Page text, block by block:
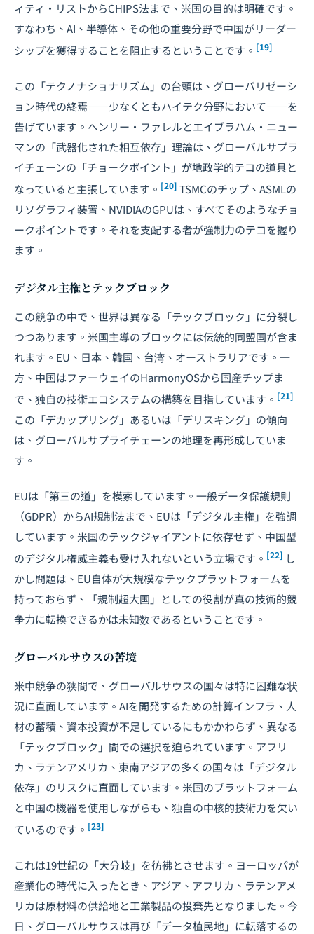
ィティ・リストからCHIPS法まで、米国の目的は明確です。
すなわち、AI、半導体、その他の重要分野で中国がリーダー
シップを獲得することを阻止するということです。 [19]
この「テクノナショナリズム」の台頭は、グローバリゼーシ
ョン時代の終焉――少なくともハイテク分野において――を
告げています。ヘンリー・ファレルとエイブラハム・ニュー
マンの「武器化された相互依存」理論は、グローバルサプラ
イチェーンの「チョークポイント」が地政学的テコの道具と
なっていると主張しています。 [20] TSMCのチップ、ASMLの
リソグラフィ装置、NVIDIAのGPUは、すべてそのようなチョ
ークポイントです。それを支配する者が強制力のテコを握り
ます。
デジタル主権とテックブロック
この競争の中で、世界は異なる「テックブロック」に分裂し
つつあります。米国主導のブロックには伝統的同盟国が含ま
れます。EU、日本、韓国、台湾、オーストラリアです。一
方、中国はファーウェイのHarmonyOSから国産チップま
で、独自の技術エコシステムの構築を目指しています。 [21]
この「デカップリング」あるいは「デリスキング」の傾向
は、グローバルサプライチェーンの地理を再形成していま
す。
EUは「第三の道」を模索しています。一般データ保護規則
（GDPR）からAI規制法まで、EUは「デジタル主権」を強調
しています。米国のテックジャイアントに依存せず、中国型
のデジタル権威主義も受け入れないという立場です。 [22] し
かし問題は、EU自体が大規模なテックプラットフォームを
持っておらず、「規制超大国」としての役割が真の技術的競
争力に転換できるかは未知数であるということです。
グローバルサウスの苦境
米中競争の狭間で、グローバルサウスの国々は特に困難な状
況に直面しています。AIを開発するための計算インフラ、人
材の蓄積、資本投資が不足しているにもかかわらず、異なる
「テックブロック」間での選択を迫られています。アフリ
カ、ラテンアメリカ、東南アジアの多くの国々は「デジタル
依存」のリスクに直面しています。米国のプラットフォーム
と中国の機器を使用しながらも、独自の中核的技術力を欠い
ているのです。 [23]
これは19世紀の「大分岐」を彷彿とさせます。ヨーロッパが
産業化の時代に入ったとき、アジア、アフリカ、ラテンアメ
リカは原材料の供給地と工業製品の投棄先となりました。今
日、グローバルサウスは再び「データ植民地」に転落するの